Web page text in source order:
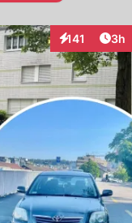
141
Interaktionen
3h